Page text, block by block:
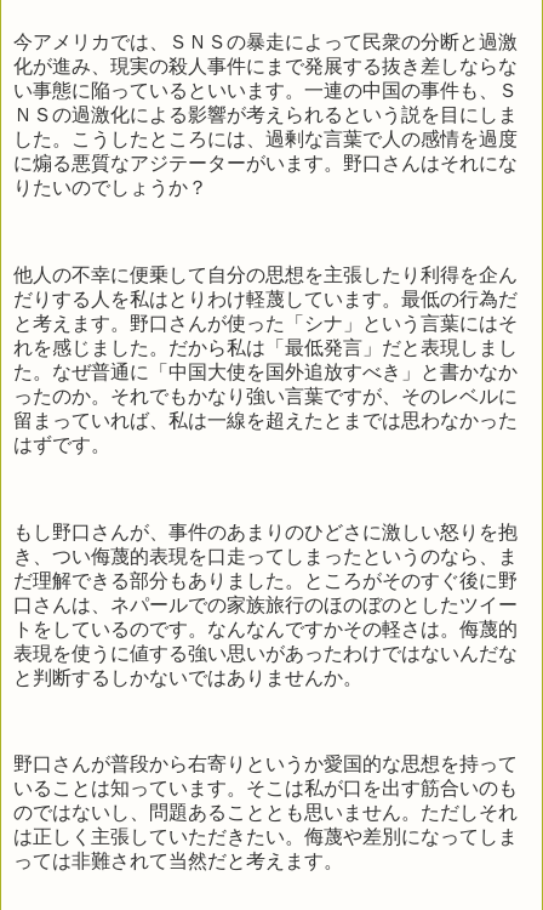
今アメリカでは、ＳＮＳの暴走によって民衆の分断と過激
化が進み、現実の殺人事件にまで発展する抜き差しならな
い事態に陥っているといいます。一連の中国の事件も、Ｓ
ＮＳの過激化による影響が考えられるという説を目にしま
した。こうしたところには、過剰な言葉で人の感情を過度
に煽る悪質なアジテーターがいます。野口さんはそれにな
りたいのでしょうか？
他人の不幸に便乗して自分の思想を主張したり利得を企ん
だりする人を私はとりわけ軽蔑しています。最低の行為だ
と考えます。野口さんが使った「シナ」という言葉にはそ
れを感じました。だから私は「最低発言」だと表現しまし
た。なぜ普通に「中国大使を国外追放すべき」と書かなか
ったのか。それでもかなり強い言葉ですが、そのレベルに
留まっていれば、私は一線を超えたとまでは思わなかった
はずです。
もし野口さんが、事件のあまりのひどさに激しい怒りを抱
き、つい侮蔑的表現を口走ってしまったというのなら、ま
だ理解できる部分もありました。ところがそのすぐ後に野
口さんは、ネパールでの家族旅行のほのぼのとしたツイー
トをしているのです。なんなんですかその軽さは。侮蔑的
表現を使うに値する強い思いがあったわけではないんだな
と判断するしかないではありませんか。
野口さんが普段から右寄りというか愛国的な思想を持って
いることは知っています。そこは私が口を出す筋合いのも
のではないし、問題あることとも思いません。ただしそれ
は正しく主張していただきたい。侮蔑や差別になってしま
っては非難されて当然だと考えます。